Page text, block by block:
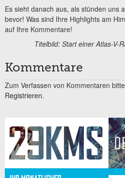
Es sieht danach aus, als stünden uns
bevor! Was sind Ihre Highlights am
auf Ihre Kommentare!
Titelbild: Start einer Atlas-V-
Kommentare
Zum Verfassen von Kommentaren bitte
Registrieren.